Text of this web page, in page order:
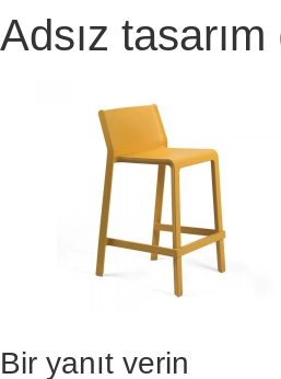
Adsız tasarım
Bir yanıt verin